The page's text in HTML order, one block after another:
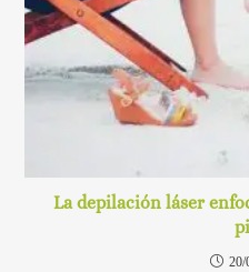
La depilación láser
20/